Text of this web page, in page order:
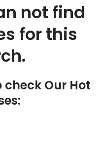
not find
for this
Our Hot